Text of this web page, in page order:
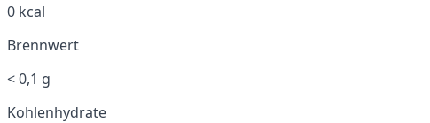
0 kcal
Brennwert
< 0,1 g
Kohlenhydrate